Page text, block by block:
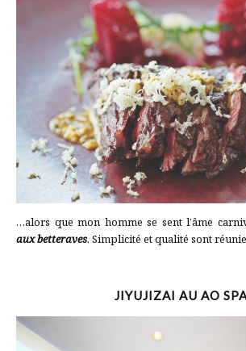
…alors que mon homme se sent l’âme
aux betteraves. Simplicité et qualité sont
JIYUJIZAI AU AO